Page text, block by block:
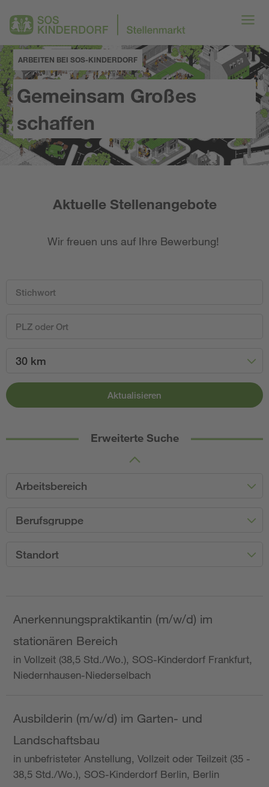
ARBEITEN BEI SOS-KINDERDORF
Gemeinsam Großes
schaffen
Aktuelle Stellenangebote
Wir freuen uns auf Ihre Bewerbung!
30 km
Aktualisieren
Erweiterte Suche
Arbeitsbereich
Berufsgruppe
Standort
Anerkennungspraktikantin (m/w/d) im
stationären Bereich
in Vollzeit (38,5 Std./Wo.), SOS-Kinderdorf Frankfurt,
Niedernhausen-Niederselbach
Ausbilderin (m/w/d) im Garten- und
Landschaftsbau
in unbefristeter Anstellung, Vollzeit oder Teilzeit (35 -
38,5 Std./Wo.), SOS-Kinderdorf Berlin, Berlin